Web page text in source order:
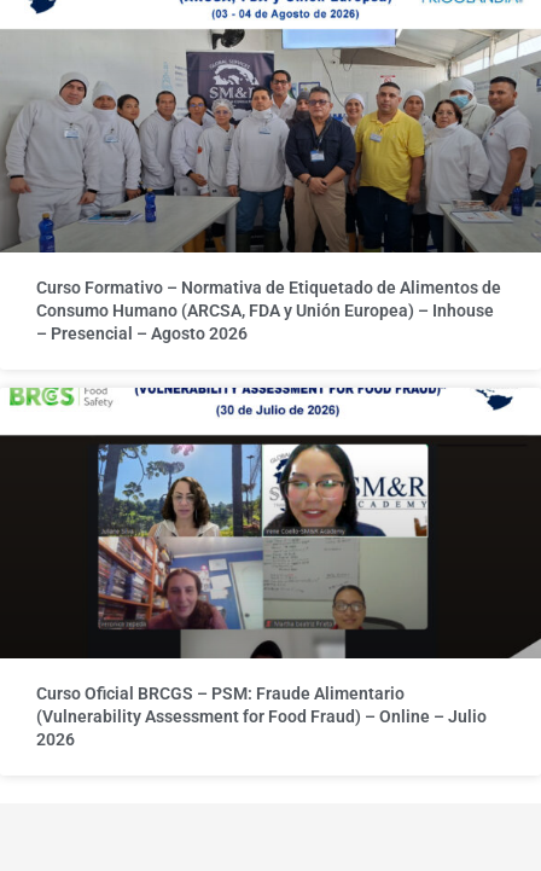
Curso Formativo – Normativa de Etiquetado de Alimentos de
Consumo Humano (ARCSA, FDA y Unión Europea) – Inhouse
– Presencial – Agosto 2026
Curso Oficial BRCGS – PSM: Fraude Alimentario
(Vulnerability Assessment for Food Fraud) – Online – Julio
2026